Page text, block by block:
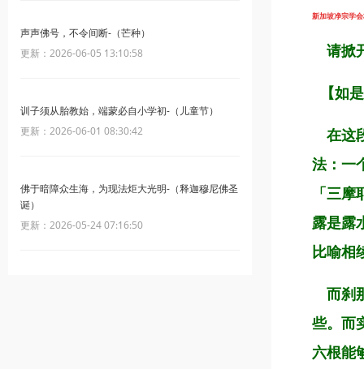
声声佛号，不令间断-（芒种）
更新：2026-06-05 13:10:58
训子须从胎教始，端蒙必自小学初-（儿童节）
更新：2026-06-01 08:30:42
佛于暗障众生海，为现法炬大光明-（释迦穆尼佛圣
诞）
更新：2026-05-24 07:16:50
新加坡净宗学
请掀
【如
在这
法：一
「三
露是露
比喻相
而刹
些。而
六根能